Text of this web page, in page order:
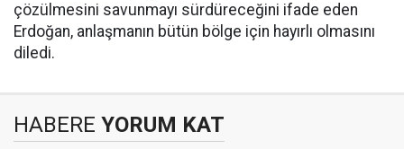
çözülmesini savunmayı sürdüreceğini ifade eden
Erdoğan, anlaşmanın bütün bölge için hayırlı olmasını
diledi.
HABERE YORUM KAT